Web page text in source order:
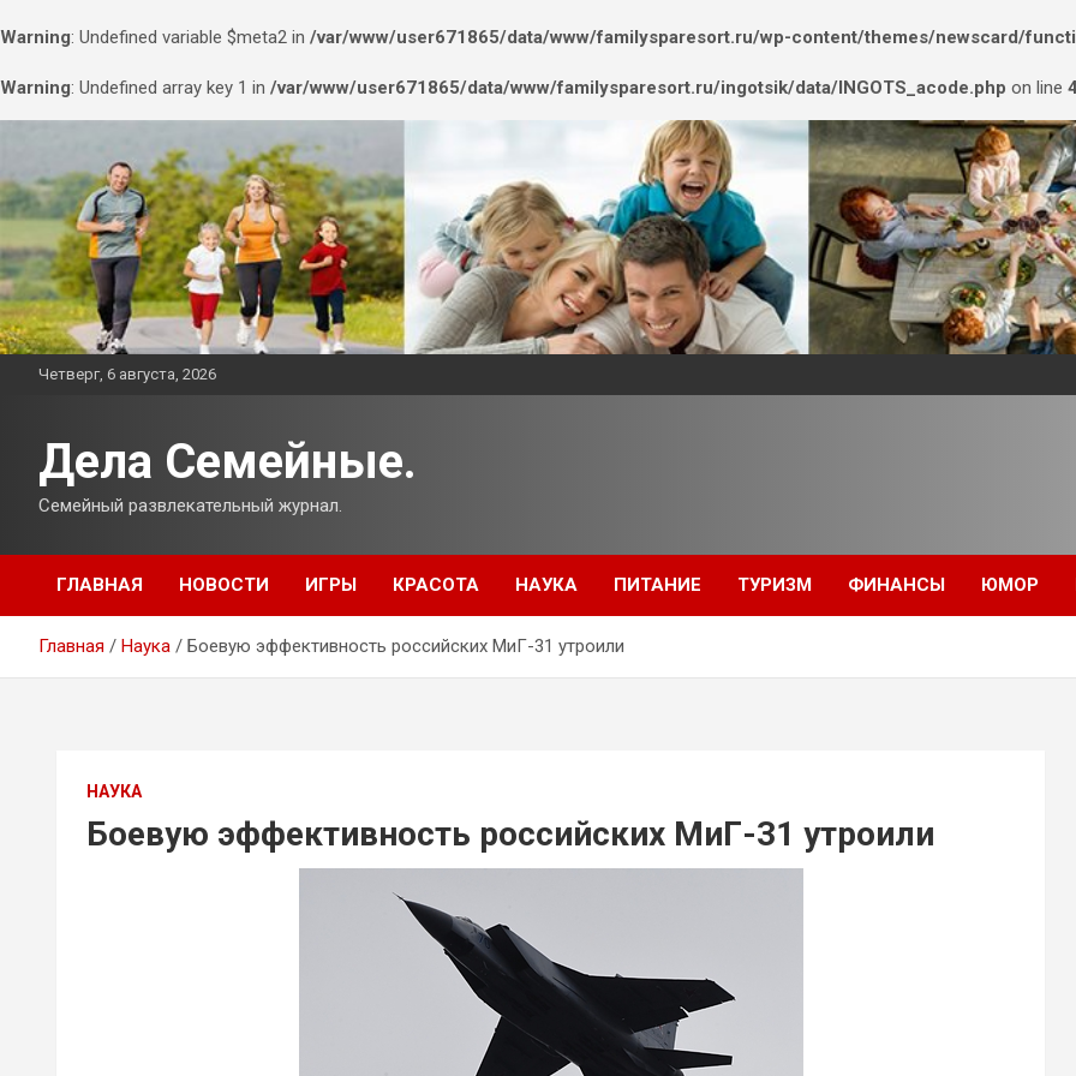
Warning: Undefined variable $meta2 in /var/www/user671865/data/www/familysparesort.ru/wp-content/themes/newscard/
Warning: Undefined array key 1 in /var/www/user671865/data/www/familysparesort.ru/ingotsik/data/INGOTS_acode.php on line
содержимому
Четверг, 6 августа, 2026
Дела Семейные.
Семейный развлекательный журнал.
ГЛАВНАЯ НОВОСТИ ИГРЫ КРАСОТА НАУКА ПИТАНИЕ ТУРИЗМ ФИНАНСЫ ЮМОР
Главная Наука Боевую эффективность российских МиГ-31 утроили
НАУКА
Боевую эффективность российских МиГ-31 утроили